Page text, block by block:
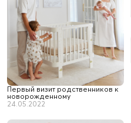
Первый визит родственников к
новорожденному
24.05.2022